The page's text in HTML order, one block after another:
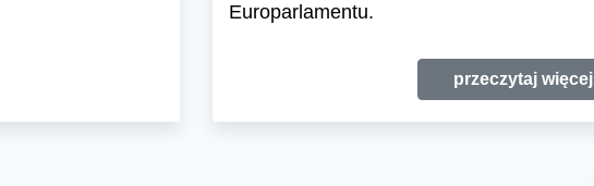
Europarlamentu.
przeczytaj więcej